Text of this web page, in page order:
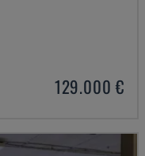
129.000 €